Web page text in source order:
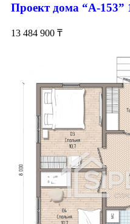
Проект дома “А-153”
13 484 900 ₸